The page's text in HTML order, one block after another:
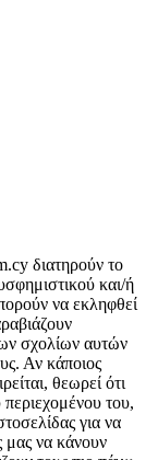
διατηρούν το
και/ή
να εκληφθεί
σχολίων αυτών
Αν κάποιος
θεωρεί ότι
περιεχομένου του,
για να
μας να κάνουν